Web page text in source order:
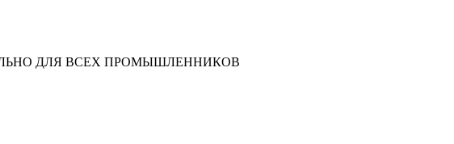
ДЛЯ ВСЕХ ПРОМЫШЛЕННИКОВ